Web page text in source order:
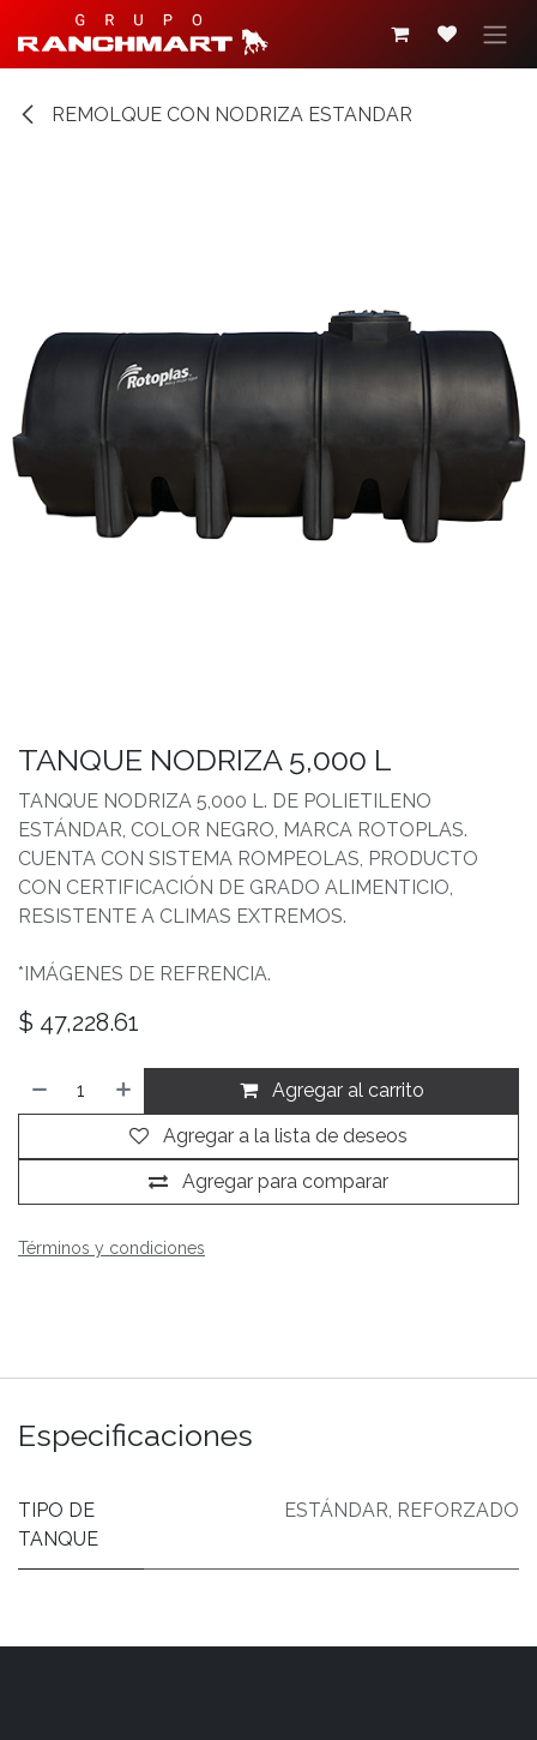
Ir al contenido
REMOLQUE CON NODRIZA ESTANDAR
TANQUE NODRIZA 5,000 L
TANQUE NODRIZA 5,000 L. DE POLIETILENO
ESTÁNDAR, COLOR NEGRO, MARCA ROTOPLAS.
CUENTA CON SISTEMA ROMPEOLAS, PRODUCTO
CON CERTIFICACIÓN DE GRADO ALIMENTICIO,
RESISTENTE A CLIMAS EXTREMOS.
*IMÁGENES DE REFRENCIA.
$ 47,228.61
Agregar al carrito
Agregar para comparar
Agregar a la lista de deseos
Términos y condiciones
Especificaciones
TIPO DE
TANQUE
ESTÁNDAR, REFORZADO